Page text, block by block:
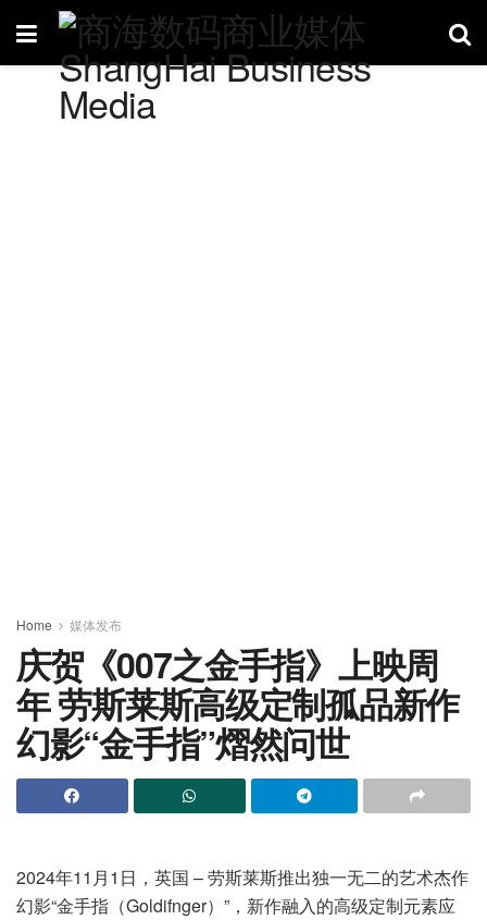
Home 媒体发布
庆贺《007之金手指》上映周
年 劳斯莱斯高级定制孤品新作
幻影“金手指”熠然问世
2024年11月1日，英国 – 劳斯莱斯推出独一无二的艺术杰作
幻影“金手指（Goldifnger）”，新作融入的高级定制元素应